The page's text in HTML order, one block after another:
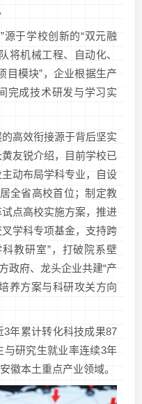
源于学校创新的“双元融
将机械工程、自动化、
目模块”，企业根据生产
完成技术研发与学习实
高效衔接源于背后坚实
友锐介绍，目前学校已
动布局学科专业，自设
全省高校首位；制定教
点高校实施方案，推进
学科专项基金，支持跨
教研室”，打破院系壁
政府、龙头企业共建“产
养方案与科研攻关方向
年累计转化科技成果87
研究生就业率连续3年
徽本土重点产业领域。